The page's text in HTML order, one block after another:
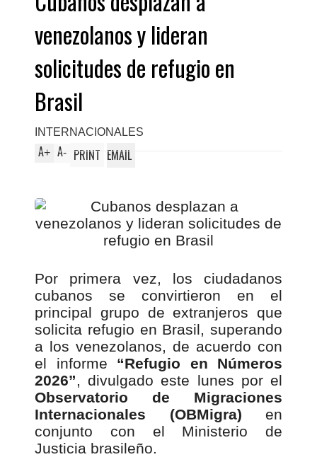
venezolanos y lideran
solicitudes de refugio en
Brasil
INTERNACIONALES
A+ A- PRINT EMAIL
Por primera vez, los ciudadanos
cubanos se convirtieron en el
principal grupo de extranjeros que
solicita refugio en Brasil, superando
a los venezolanos, de acuerdo con
el informe “Refugio en Números
2026”, divulgado este lunes por el
Observatorio de Migraciones
Internacionales (OBMigra) en
conjunto con el Ministerio de
Justicia brasileño.